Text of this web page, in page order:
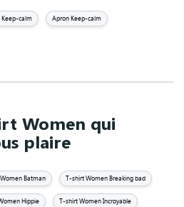
Keep-calm Apron Keep-calm
Women qui
plaire
Batman T-shirt Women Breaking bad
Hippie T-shirt Women Incroyable